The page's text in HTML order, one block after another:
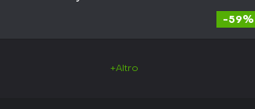
-59%
+Altro